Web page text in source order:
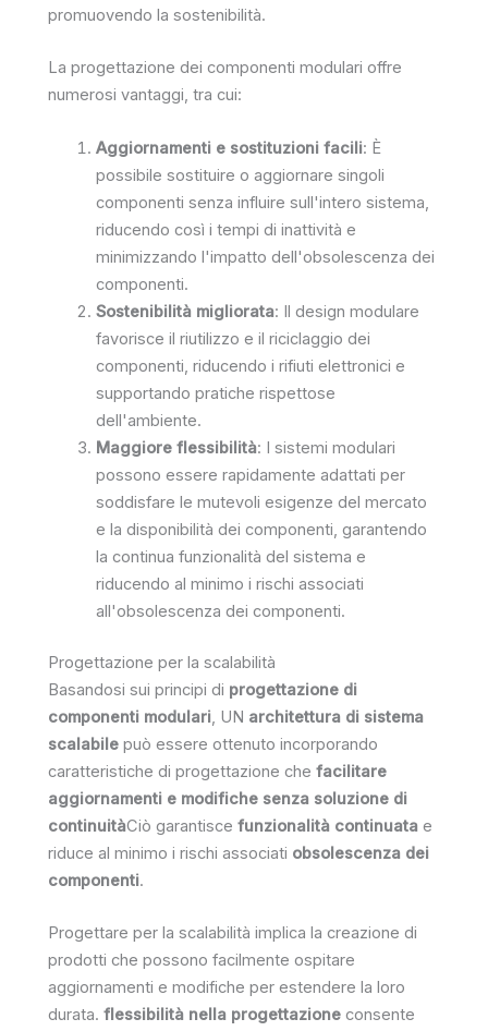
promuovendo la sostenibilità.
La progettazione dei componenti modulari offre
numerosi vantaggi, tra cui:
Aggiornamenti e sostituzioni facili: È
possibile sostituire o aggiornare singoli
componenti senza influire sull'intero sistema,
riducendo così i tempi di inattività e
minimizzando l'impatto dell'obsolescenza dei
componenti.
Sostenibilità migliorata: Il design modulare
favorisce il riutilizzo e il riciclaggio dei
componenti, riducendo i rifiuti elettronici e
supportando pratiche rispettose
dell'ambiente.
Maggiore flessibilità: I sistemi modulari
possono essere rapidamente adattati per
soddisfare le mutevoli esigenze del mercato
e la disponibilità dei componenti, garantendo
la continua funzionalità del sistema e
riducendo al minimo i rischi associati
all'obsolescenza dei componenti.
Progettazione per la scalabilità
Basandosi sui principi di progettazione di
componenti modulari, UN architettura di sistema
scalabile può essere ottenuto incorporando
caratteristiche di progettazione che facilitare
aggiornamenti e modifiche senza soluzione di
continuitàCiò garantisce funzionalità continuata e
riduce al minimo i rischi associati obsolescenza dei
componenti.
Progettare per la scalabilità implica la creazione di
prodotti che possono facilmente ospitare
aggiornamenti e modifiche per estendere la loro
durata. flessibilità nella progettazione consente